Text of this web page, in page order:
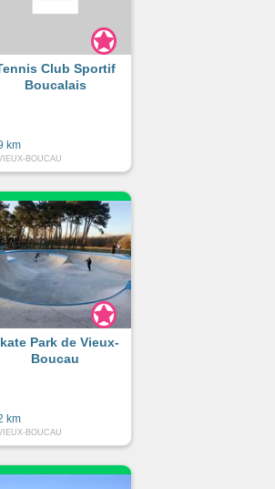
Club Sportif
Boucalais
km
BOUCAU
Park de Vieux-
Boucau
km
BOUCAU